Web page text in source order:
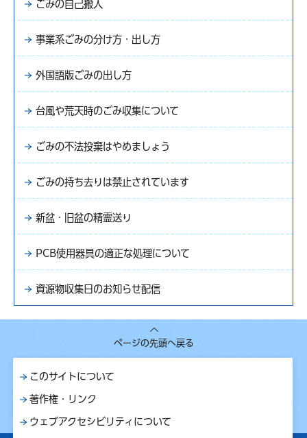
ごみの自己搬入
事業系ごみの分け方・出し方
外国語版ごみの出し方
台風や荒天時のごみ収集について
ごみの不法投棄はやめましょう
ごみの持ち去りは禁止されています
新盆・旧盆の精霊送り
PCB使用器具の適正な処理について
資源物収集日のお知らせ配信
ページの先頭へ戻る
このサイトについて
著作権・リンク
ウェブアクセシビリティについて